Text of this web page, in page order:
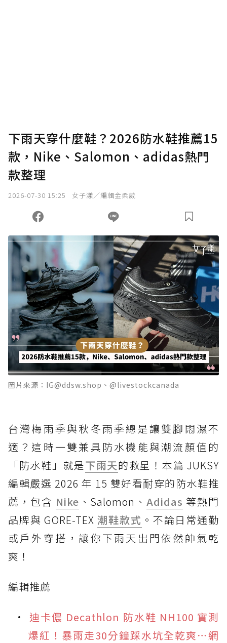
下雨天穿什麼鞋？2026防水鞋推薦15
款，Nike、Salomon、adidas熱門
款整理
2026-07-30 15:25 女子漾／編輯金柔葳
圖片來源：IG@ddsw.shop、@livestockcanada
台灣梅雨季與秋冬雨季總是讓雙腳悶濕不
適？這時一雙兼具防水機能與潮流顏值的
「防水鞋」就是下雨天的救星！本篇 JUKSY
編輯嚴選 2026 年 15 雙好看耐穿的防水鞋推
薦，包含 Nike 、Salomon、Adidas 等熱門
品牌與 GORE-TEX 潮鞋款式 。不論日常通勤
或戶外穿搭，讓你下雨天出門依然帥氣乾
爽！
編輯推薦
迪卡儂 Decathlon 防水鞋 NH100 實測
爆紅！暴雨走30分鐘踩水坑全乾爽⋯網